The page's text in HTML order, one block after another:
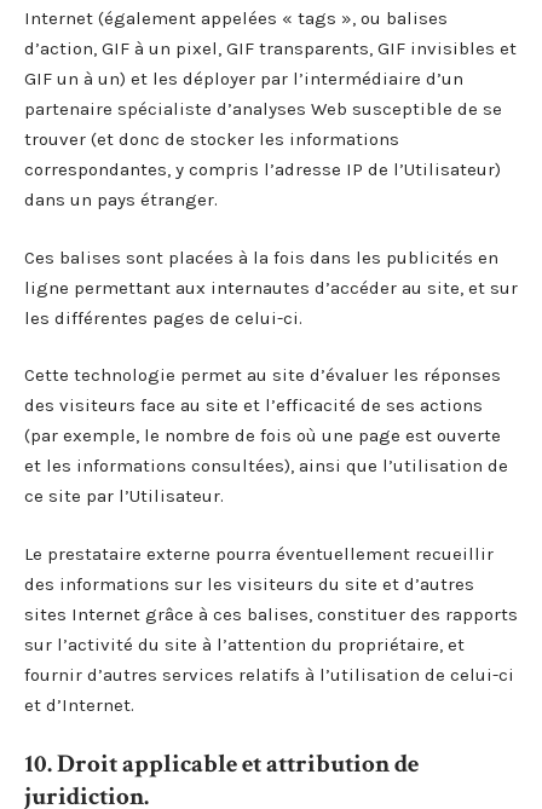
Internet (également appelées « tags », ou balises
d’action, GIF à un pixel, GIF transparents, GIF invisibles et
GIF un à un) et les déployer par l’intermédiaire d’un
partenaire spécialiste d’analyses Web susceptible de se
trouver (et donc de stocker les informations
correspondantes, y compris l’adresse IP de l’Utilisateur)
dans un pays étranger.
Ces balises sont placées à la fois dans les publicités en
ligne permettant aux internautes d’accéder au site, et sur
les différentes pages de celui-ci.
Cette technologie permet au site d’évaluer les réponses
des visiteurs face au site et l’efficacité de ses actions
(par exemple, le nombre de fois où une page est ouverte
et les informations consultées), ainsi que l’utilisation de
ce site par l’Utilisateur.
Le prestataire externe pourra éventuellement recueillir
des informations sur les visiteurs du site et d’autres
sites Internet grâce à ces balises, constituer des rapports
sur l’activité du site à l’attention du propriétaire, et
fournir d’autres services relatifs à l’utilisation de celui-ci
et d’Internet.
10. Droit applicable et attribution de
juridiction.